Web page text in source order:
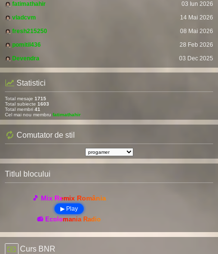
fatimathahir
03 Iun 2026
vladcvm
14 Mai 2026
fresh215250
08 Mai 2026
pomitil436
28 Feb 2026
Devendra
03 Dec 2025
Statistici
Total mesaje 1715
Total subiecte 1603
Total membri 41
Cel mai nou membru fatimathahir
Comutator de stil
Titlul blocului
🎵 Mix Remix România
▶ Play
📻 Ecolomania Radio
Curs BNR